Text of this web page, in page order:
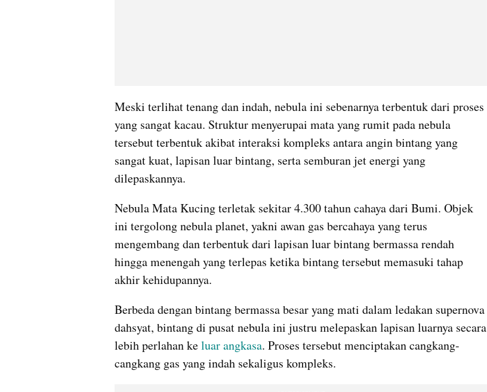
Meski terlihat tenang dan indah, nebula ini sebenarnya terbentuk dari proses
yang sangat kacau. Struktur menyerupai mata yang rumit pada nebula
tersebut terbentuk akibat interaksi kompleks antara angin bintang yang
sangat kuat, lapisan luar bintang, serta semburan jet energi yang
dilepaskannya.
Nebula Mata Kucing terletak sekitar 4.300 tahun cahaya dari Bumi. Objek
ini tergolong nebula planet, yakni awan gas bercahaya yang terus
mengembang dan terbentuk dari lapisan luar bintang bermassa rendah
hingga menengah yang terlepas ketika bintang tersebut memasuki tahap
akhir kehidupannya.
Berbeda dengan bintang bermassa besar yang mati dalam ledakan supernova
dahsyat, bintang di pusat nebula ini justru melepaskan lapisan luarnya secara
lebih perlahan ke luar angkasa. Proses tersebut menciptakan cangkang-
cangkang gas yang indah sekaligus kompleks.